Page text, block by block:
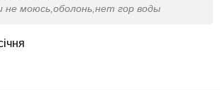
не моюсь,оболонь,нет гор воды